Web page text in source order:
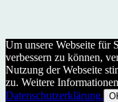
Um unsere Webseite für
verbessern zu können,
Nutzung der Webseite
zu. Weitere
Datenschutzerklärung.